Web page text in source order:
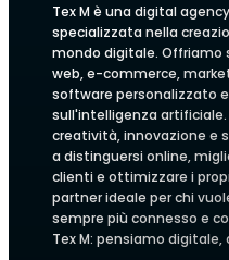
Tex M è una digital
specializzata nella
mondo digitale. Offriamo
web, e-commerce,
software personalizzato
sull'intelligenza
creatività, innovazione e
a distinguersi online,
clienti e ottimizzare i
partner ideale per chi
sempre più connesso e
Tex M: pensiamo